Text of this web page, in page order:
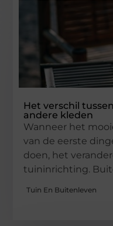
Het verschil
andere kleden
Wanneer het
van de eerste
doen, het
tuininrichting.
Tuin En Buitenleven